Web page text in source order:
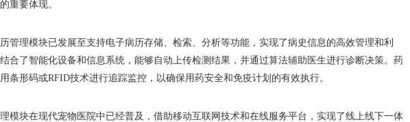
重要体现。
管理模块已发展至支持电子病历存储、检索、分析等功能，实现了病史信息的高效管理和利
合了智能化设备和信息系统，能够自动上传检测结果，并通过算法辅助医生进行诊断决策。药
条形码或RFID技术进行追踪监控，以确保用药安全和免疫计划的有效执行。
模块在现代宠物医院中已经普及，借助移动互联网技术和在线服务平台，实现了线上线下一体